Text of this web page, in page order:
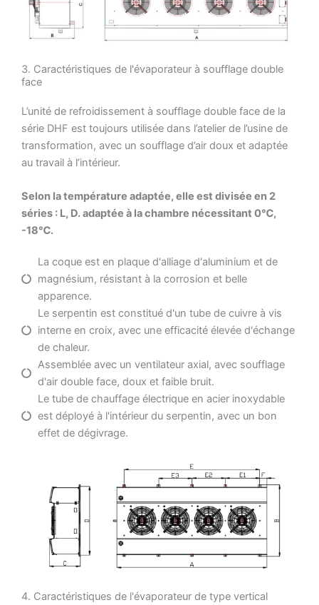
3. Caractéristiques de l'évaporateur à soufflage double
face
L’unité de refroidissement à soufflage double face de la
série DHF est toujours utilisée dans l’atelier de l’usine de
transformation, avec un soufflage d’air doux et adaptée
au travail à l’intérieur.
Selon la température adaptée, elle est divisée en 2
séries : L, D. adaptée à la chambre nécessitant 0℃,
-18℃.
La coque est en plaque d'alliage d'aluminium et de
magnésium, résistant à la corrosion et belle
apparence.
Le serpentin est constitué d'un tube de cuivre à vis
interne en croix, avec une efficacité élevée d'échange
de chaleur.
Assemblée avec un ventilateur axial, avec soufflage
d'air double face, doux et faible bruit.
Le tube de chauffage électrique en acier inoxydable
est déployé à l'intérieur du serpentin, avec un bon
effet de dégivrage.
4. Caractéristiques de l'évaporateur de type vertical